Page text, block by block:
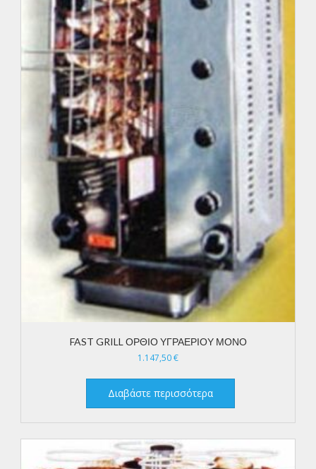
FAST GRILL ΟΡΘΙΟ ΥΓΡΑΕΡΙΟΥ ΜΟΝΟ
1.147,50€
Διαβάστε περισσότερα